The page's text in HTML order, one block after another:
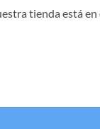
tienda está